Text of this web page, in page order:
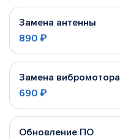
Замена антенны
890 ₽
Замена вибромотора
690 ₽
Обновление ПО